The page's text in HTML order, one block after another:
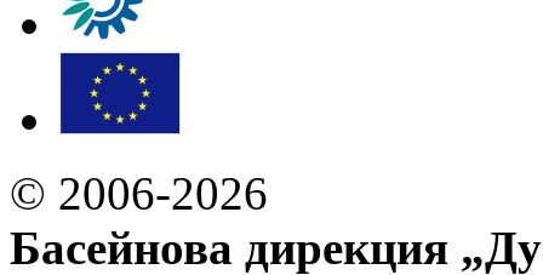
© 2006-2026
Басейнова дирекция